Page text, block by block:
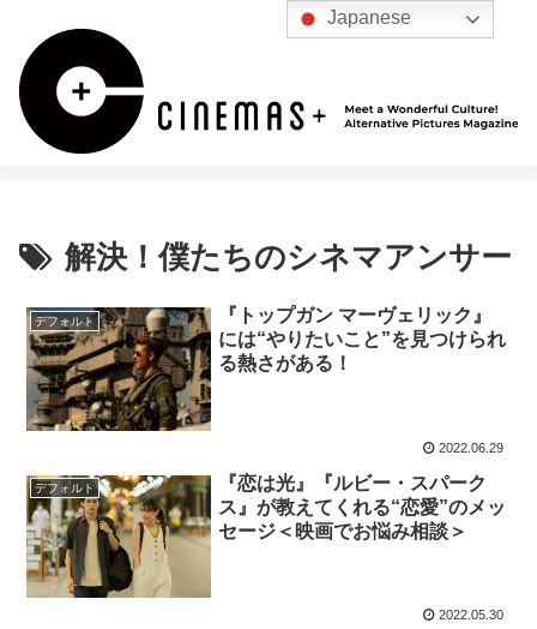
解決！僕たちのシネマアンサー
デフォルト
『トップガン マーヴェリック』
には“やりたいこと”を見つけられ
る熱さがある！
2022.06.29
デフォルト
『恋は光』『ルビー・スパーク
ス』が教えてくれる“恋愛”のメッ
セージ＜映画でお悩み相談＞
2022.05.30
Japanese